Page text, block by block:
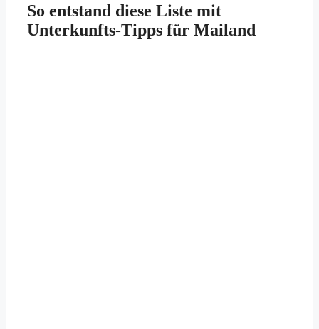
So entstand diese Liste mit
Unterkunfts-Tipps für Mailand